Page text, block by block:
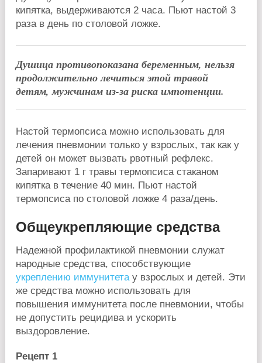
кипятка, выдерживаются 2 часа. Пьют настой 3
раза в день по столовой ложке.
Душица противопоказана беременным, нельзя
продолжительно лечиться этой травой
детям, мужчинам из-за риска импотенции.
Настой термопсиса можно использовать для
лечения пневмонии только у взрослых, так как у
детей он может вызвать рвотный рефлекс.
Запаривают 1 г травы термопсиса стаканом
кипятка в течение 40 мин. Пьют настой
термопсиса по столовой ложке 4 раза/день.
Общеукрепляющие средства
Надежной профилактикой пневмонии служат
народные средства, способствующие
укреплению иммунитетау взрослых и детей. Эти
же средства можно использовать для
повышения иммунитета после пневмонии, чтобы
не допустить рецидива и ускорить
выздоровление.
Рецепт 1